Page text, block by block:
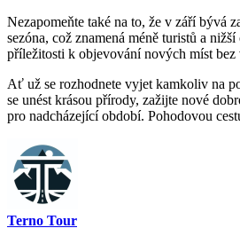
Nezapomeňte také na to, že v září bývá
sezóna, což znamená méně turistů a
příležitosti k objevování nových míst
Ať už se rozhodnete ⁤vyjet kamkoliv na
se unést ​krásou přírody, zažijte nové
pro⁢ nadcházející období. ⁤Pohodovou
Terno Tour